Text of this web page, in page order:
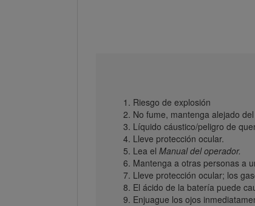
Riesgo de explosión
No fume, mantenga alejado
Líquido cáustico/peligro de
Lleve protección ocular.
Lea el Manual del operador.
Mantenga a otras personas a
Lleve protección ocular; los
El ácido de la batería puede
Enjuague los ojos